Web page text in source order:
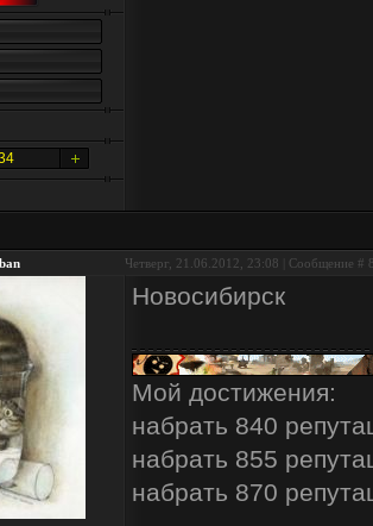
Четверг, 21.06.2012, 23:08 | Сообщение #
Новосибирск
Мой достижения:
набрать 840
набрать 855
набрать 870